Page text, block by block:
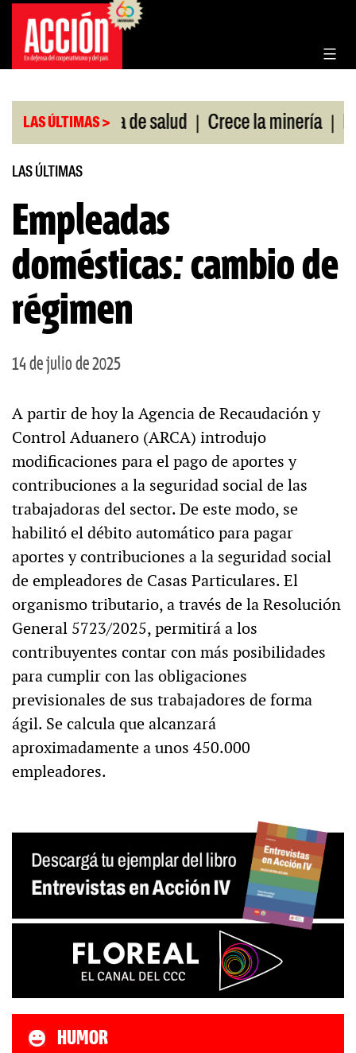
Saltar
contenido
LAS ÚLTIMAS >
sin cobertura de salud | Crece la minería | La
LAS ÚLTIMAS
Empleadas
domésticas: cambio de
régimen
14 de julio de 2025
A partir de hoy la Agencia de Recaudación y
Control Aduanero (ARCA) introdujo
modificaciones para el pago de aportes y
contribuciones a la seguridad social de las
trabajadoras del sector. De este modo, se
habilitó el débito automático para pagar
aportes y contribuciones a la seguridad social
de empleadores de Casas Particulares. El
organismo tributario, a través de la Resolución
General 5723/2025, permitirá a los
contribuyentes contar con más posibilidades
para cumplir con las obligaciones
previsionales de sus trabajadores de forma
ágil. Se calcula que alcanzará
aproximadamente a unos 450.000
empleadores.
HUMOR